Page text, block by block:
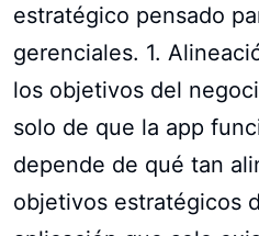
estratégico pensado
gerenciales. 1.
los objetivos del
solo de que la app
depende de qué tan
objetivos estratégicos